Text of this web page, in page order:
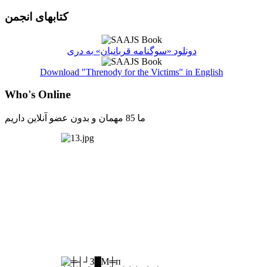
کتابهای انجمن
دونلود «سوگنامه قربانیان» به دری
Download "Threnody for the Victims" in English
Who's Online
ما 85 مهمان و بدون عضو آنلاین داریم